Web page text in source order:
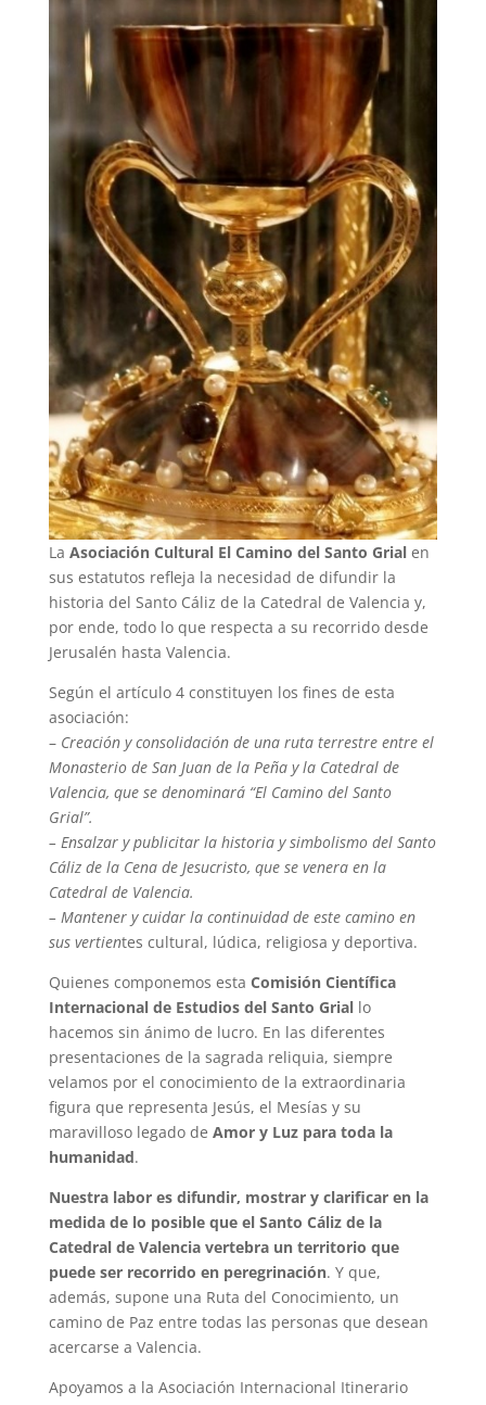
La Asociación Cultural El Camino del Santo Grialen
sus estatutos refleja la necesidad de difundir la
historia del Santo Cáliz de la Catedral de Valencia y,
por ende, todo lo que respecta a su recorrido desde
Jerusalén hasta Valencia.
Según el artículo 4 constituyen los fines de esta
asociación:
– Creación y consolidación de una ruta terrestre entre el
Monasterio de San Juan de la Peña y la Catedral de
Valencia, que se denominará “El Camino del Santo
Grial”.
– Ensalzar y publicitar la historia y simbolismo del Santo
Cáliz de la Cena de Jesucristo, que se venera en la
Catedral de Valencia.
– Mantener y cuidar la continuidad de este camino en
sus vertientes cultural, lúdica, religiosa y deportiva.
Quienes componemos esta Comisión Científica
Internacional de Estudios del Santo Griallo
hacemos sin ánimo de lucro. En las diferentes
presentaciones de la sagrada reliquia, siempre
velamos por el conocimiento de la extraordinaria
figura que representa Jesús, el Mesías y su
maravilloso legado de Amor y Luz para toda la
humanidad.
Nuestra labor es difundir, mostrar y clarificar en la
medida de lo posible que el Santo Cáliz de la
Catedral de Valencia vertebra un territorio que
puede ser recorrido en peregrinación. Y que,
además, supone una Ruta del Conocimiento, un
camino de Paz entre todas las personas que desean
acercarse a Valencia.
Apoyamos a la Asociación Internacional Itinerario